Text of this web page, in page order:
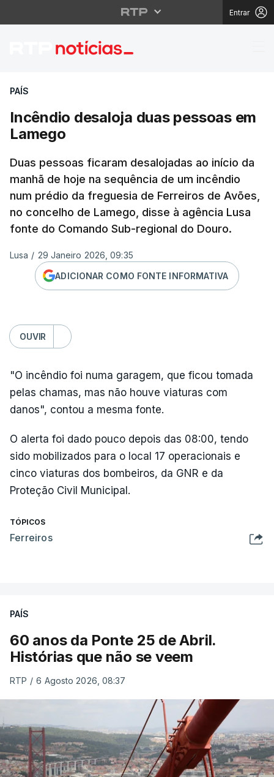
Entrar
Incêndio desaloja
PAÍS
Incêndio desaloja duas pessoas em
Lamego
Duas pessoas ficaram desalojadas ao início da
manhã de hoje na sequência de um incêndio
num prédio da freguesia de Ferreiros de Avões,
no concelho de Lamego, disse à agência Lusa
fonte do Comando Sub-regional do Douro.
Lusa / 29 Janeiro 2026, 09:35
ADICIONAR COMO FONTE INFORMATIVA
OUVIR
"O incêndio foi numa garagem, que ficou tomada
pelas chamas, mas não houve viaturas com
danos", contou a mesma fonte.
O alerta foi dado pouco depois das 08:00, tendo
sido mobilizados para o local 17 operacionais e
cinco viaturas dos bombeiros, da GNR e da
Proteção Civil Municipal.
TÓPICOS
Ferreiros
PAÍS
60 anos da Ponte 25 de Abril.
Histórias que não se veem
RTP / 6 Agosto 2026, 08:37